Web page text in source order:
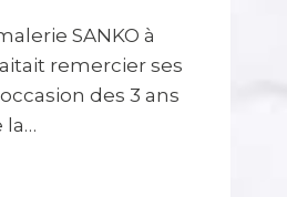
SANKO à
remercier ses
des 3 ans
la…